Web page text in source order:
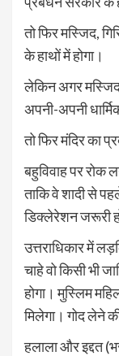
तो फिर मस्जिद,
के हाथों में होगा।
लेकिन अगर
अपनी-अपनी
तो फिर मंदिर का
बहुविवाह पर रोक
ताकि वे शादी से
डिक्लेरेशन जरूरी
उत्तराधिकार में
चाहे वो किसी भी
होगा। मुस्लिम
मिलेगा। गोद लेने
हलाला और इद्दत